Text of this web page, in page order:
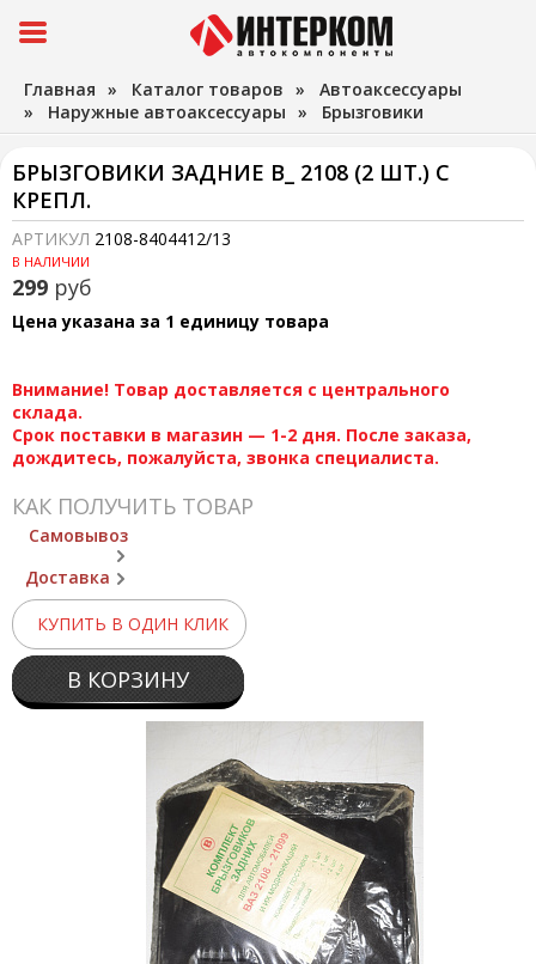
Главная » Каталог товаров » Автоаксессуары
» Наружные автоаксессуары » Брызговики
БРЫЗГОВИКИ ЗАДНИЕ В_ 2108 (2 ШТ.) С
КРЕПЛ.
АРТИКУЛ 2108-8404412/13
В НАЛИЧИИ
299 руб
Цена указана за 1 единицу товара
Внимание! Товар доставляется с центрального
склада.
Срок поставки в магазин — 1-2 дня. После заказа,
дождитесь, пожалуйста, звонка специалиста.
КАК ПОЛУЧИТЬ ТОВАР
Самовывоз
Доставка
КУПИТЬ В ОДИН КЛИК
В КОРЗИНУ